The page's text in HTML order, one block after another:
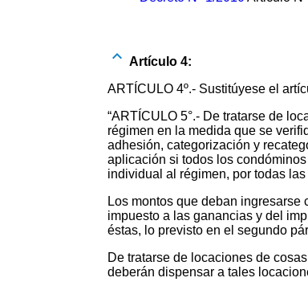
Artículo 4:
ARTÍCULO 4º.- Sustitúyese el
“ARTÍCULO 5°.- De tratarse de
régimen en la medida que se
adhesión, categorización y
aplicación si todos los
individual al régimen, por todas
Los montos que deban
impuesto a las ganancias y del
éstas, lo previsto en el segundo
De tratarse de locaciones de
deberán dispensar a tales